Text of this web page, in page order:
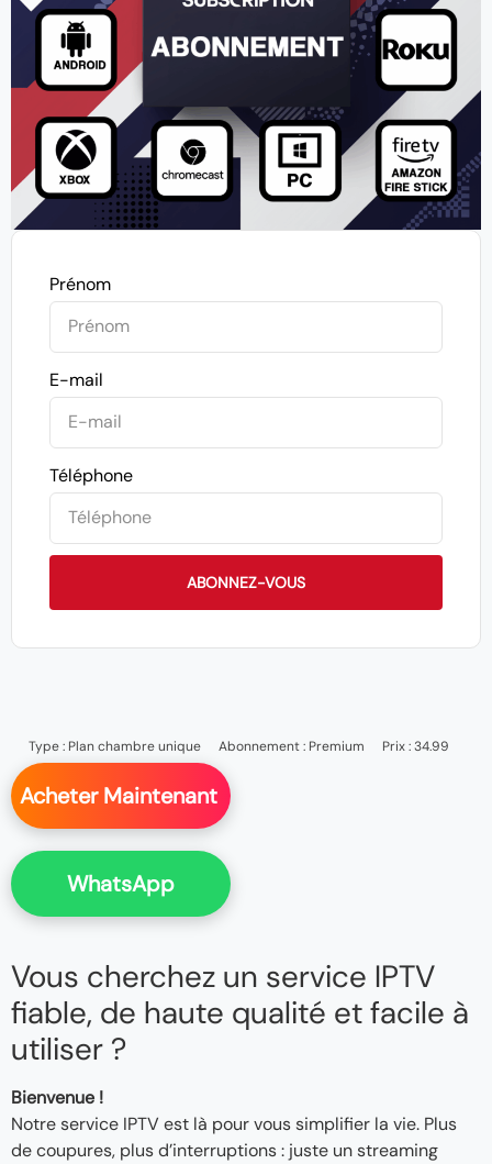
Prénom
E-mail
Téléphone
ABONNEZ-VOUS
Type : Plan chambre unique Abonnement : Premium Prix : 34.99
Acheter Maintenant
WhatsApp
Vous cherchez un service IPTV
fiable, de haute qualité et facile à
utiliser ?
Bienvenue !
Notre service IPTV est là pour vous simplifier la vie. Plus
de coupures, plus d’interruptions : juste un streaming